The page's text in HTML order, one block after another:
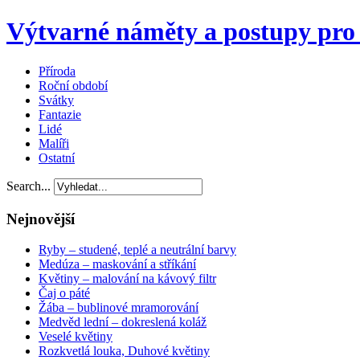
Výtvarné náměty a postupy
Příroda
Roční období
Svátky
Fantazie
Lidé
Malíři
Ostatní
Search...
Nejnovější
Ryby – studené, teplé a neutrální barvy
Medúza – maskování a stříkání
Květiny – malování na kávový filtr
Čaj o páté
Žába – bublinové mramorování
Medvěd lední – dokreslená koláž
Veselé květiny
Rozkvetlá louka, Duhové květiny